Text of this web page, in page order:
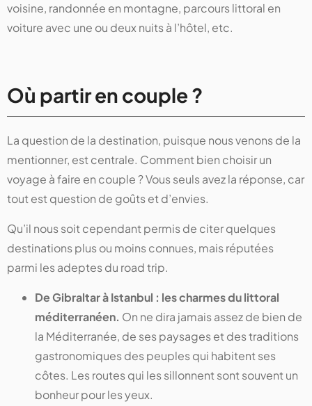
voisine, randonnée en montagne, parcours littoral en
voiture avec une ou deux nuits à l’hôtel, etc.
Où partir en couple ?
La question de la destination, puisque nous venons de la
mentionner, est centrale. Comment bien choisir un
voyage à faire en couple ? Vous seuls avez la réponse, car
tout est question de goûts et d’envies.
Qu’il nous soit cependant permis de citer quelques
destinations plus ou moins connues, mais réputées
parmi les adeptes du road trip.
De Gibraltar à Istanbul : les charmes du littoral
méditerranéen. On ne dira jamais assez de bien de
la Méditerranée, de ses paysages et des traditions
gastronomiques des peuples qui habitent ses
côtes. Les routes qui les sillonnent sont souvent un
bonheur pour les yeux.